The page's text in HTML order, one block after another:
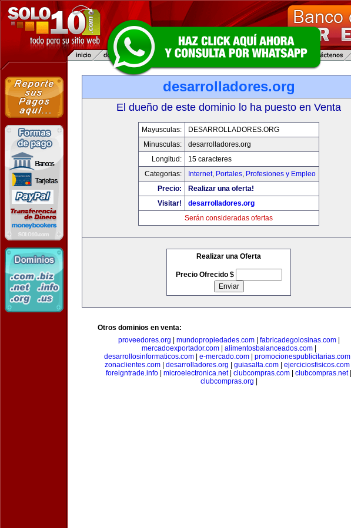
desarrolladores.org
El dueño de este dominio lo ha puesto en Venta
Mayusculas:
DESARROLLADORES.ORG
Minusculas:
desarrolladores.org
Longitud:
15 caracteres
Categorias:
Internet, Portales, Profesiones y Empleo
Precio:
Realizar una oferta!
Visitar!
desarrolladores.org
Serán consideradas ofertas
Realizar una Oferta
Precio Ofrecido $
Otros dominios en venta:
proveedores.org
mundopropiedades.com| fabricadegolosinas.com|
mercadoexportador.com| alimentosbalanceados.com|
desarrollosinformaticos.com| e-mercado.com| promocionespublicitarias.com|
zonaclientes.com| desarrolladores.org guiasalta.com| ejerciciosfisicos.com|
foreigntrade.info
microelectronica.net| clubcompras.com clubcompras.net|
clubcompras.org